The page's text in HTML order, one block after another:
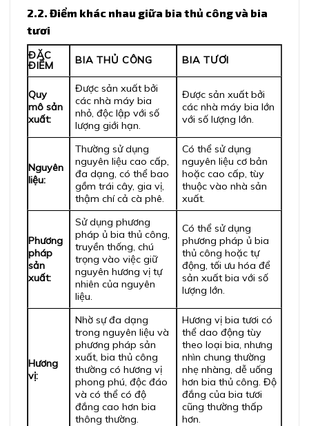
2.2. Điểm khác nhau giữa bia thủ công và bia
tươi
ĐẶC
ĐIỂM
BIA THỦ CÔNG BIA TƯƠI
Quy
mô sản
xuất:
Được sản xuất bởi
các nhà máy bia
nhỏ, độc lập với số
lượng giới hạn.
Được sản xuất bởi
các nhà máy bia lớn
với số lượng lớn.
Nguyên
liệu:
Thường sử dụng
nguyên liệu cao cấp,
đa dạng, có thể bao
gồm trái cây, gia vị,
thậm chí cả cà phê.
Có thể sử dụng
nguyên liệu cơ bản
hoặc cao cấp, tùy
thuộc vào nhà sản
xuất.
Phương
pháp
sản
xuất:
Sử dụng phương
pháp ủ bia thủ công,
truyền thống, chú
trọng vào việc giữ
nguyên hương vị tự
nhiên của nguyên
liệu.
Có thể sử dụng
phương pháp ủ bia
thủ công hoặc tự
động, tối ưu hóa để
sản xuất bia với số
lượng lớn.
Hương
vị:
Nhờ sự đa dạng
trong nguyên liệu và
phương pháp sản
xuất, bia thủ công
thường có hương vị
phong phú, độc đáo
và có thể có độ
đắng cao hơn bia
thông thường.
Hương vị bia tươi có
thể dao động tùy
theo loại bia, nhưng
nhìn chung thường
nhẹ nhàng, dễ uống
hơn bia thủ công. Độ
đắng của bia tươi
cũng thường thấp
hơn.